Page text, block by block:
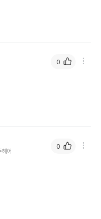
0
어
0